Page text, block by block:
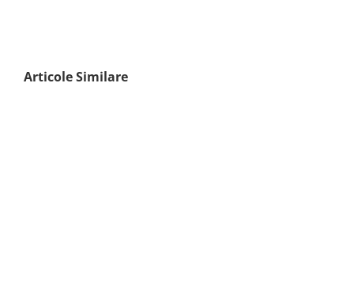
Articole Similare